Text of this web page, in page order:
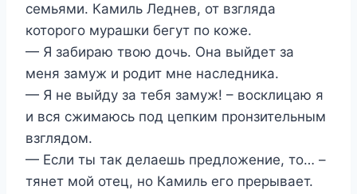
семьями. Камиль Леднев, от взгляда
которого мурашки бегут по коже.
— Я забираю твою дочь. Она выйдет за
меня замуж и родит мне наследника.
— Я не выйду за тебя замуж! – восклицаю я
и вся сжимаюсь под цепким пронзительным
взглядом.
— Если ты так делаешь предложение, то… –
тянет мой отец, но Камиль его прерывает.